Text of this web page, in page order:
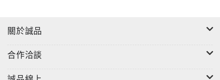
關於誠品
合作洽談